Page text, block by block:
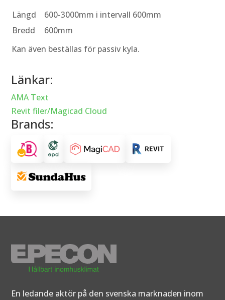
Längd
600-3000mm i intervall 600mm
Bredd
600mm
Kan även beställas för passiv kyla.
Länkar:
AMA Text
Revit filer/Magicad Cloud
Brands:
En ledande aktör på den svenska marknaden inom